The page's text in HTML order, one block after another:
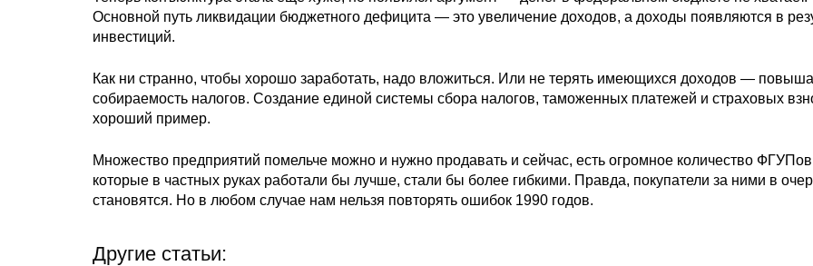
Основной путь ликвидации бюджетного дефицита — это увеличение доходов, а доходы появляются в
инвестиций.
Как ни странно, чтобы хорошо заработать, надо вложиться. Или не терять имеющихся доходов —
собираемость налогов. Создание единой системы сбора налогов, таможенных платежей и страховых
хороший пример.
Множество предприятий помельче можно и нужно продавать и сейчас, есть огромное количество
которые в частных руках работали бы лучше, стали бы более гибкими. Правда, покупатели за ними в
становятся. Но в любом случае нам нельзя повторять ошибок 1990 годов.
Другие статьи: